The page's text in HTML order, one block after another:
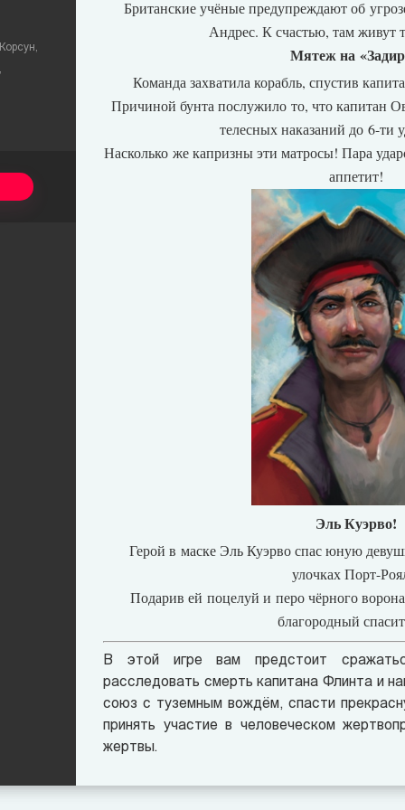
Британские учёные предупреждают об
Андрес. К счастью, там живут
Мятеж на
Команда захватила корабль, спустив
Причиной бунта послужило то, что капитан
телесных наказаний до 6-ти
Насколько же капризны эти матросы! Пара
аппетит!
Эль Куэрво!
Герой в маске Эль Куэрво спас юную
улочках Порт-
Подарив ей поцелуй и перо чёрного
благородный
В этой игре вам предстоит
расследовать смерть капитана Флинта и
союз с туземным вождём, спасти
принять участие в человеческом
жертвы.